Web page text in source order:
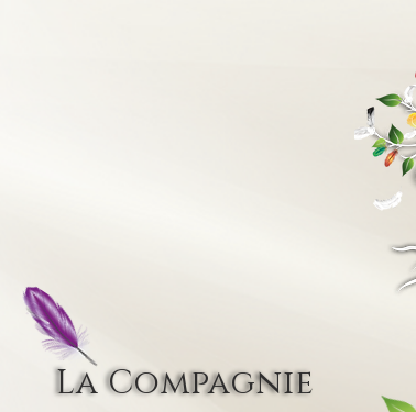
La Compagnie